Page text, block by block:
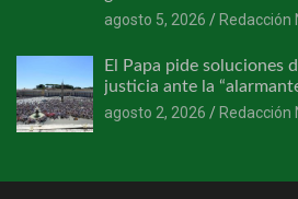
agosto 5, 2026
Redacción
El Papa pide soluciones
justicia ante la
agosto 2, 2026
Redacción